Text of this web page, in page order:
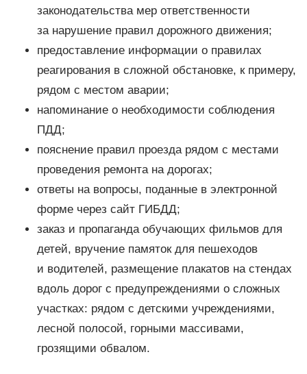
законодательства мер ответственности
за нарушение правил дорожного движения;
предоставление информации о правилах
реагирования в сложной обстановке, к примеру,
рядом с местом аварии;
напоминание о необходимости соблюдения
ПДД;
пояснение правил проезда рядом с местами
проведения ремонта на дорогах;
ответы на вопросы, поданные в электронной
форме через сайт ГИБДД;
заказ и пропаганда обучающих фильмов для
детей, вручение памяток для пешеходов
и водителей, размещение плакатов на стендах
вдоль дорог с предупреждениями о сложных
участках: рядом с детскими учреждениями,
лесной полосой, горными массивами,
грозящими обвалом.